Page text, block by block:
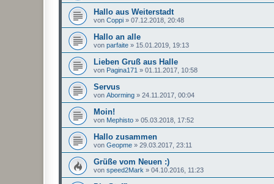
Hallo aus Weiterstadt
von Coppi » 07.12.2018, 20:48
Hallo an alle
von parfaite » 15.01.2019, 19:13
Lieben Gruß aus Halle
von Pagina171 » 01.11.2017, 10:58
Servus
von Aborming » 24.11.2017, 00:04
Moin!
von Mephisto » 05.03.2018, 17:52
Hallo zusammen
von Geopme » 29.03.2017, 23:11
Grüße vom Neuen :)
von speed2Mark » 04.10.2016, 11:23